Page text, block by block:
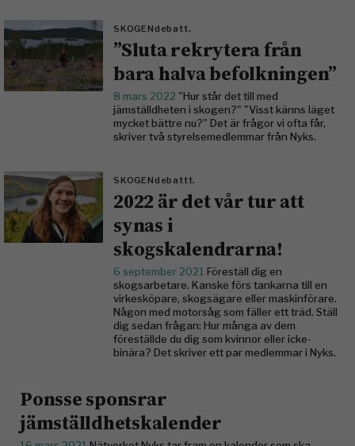
SKOGENdebatt.
”Sluta rekrytera från
bara halva befolkningen”
8 mars 2022 "Hur står det till med
jämställdheten i skogen?" "Visst känns läget
mycket bättre nu?" Det är frågor vi ofta får,
skriver två styrelsemedlemmar från Nyks.
SKOGENdebattt.
2022 är det vår tur att
synas i
skogskalendrarna!
6 september 2021 Föreställ dig en
skogsarbetare. Kanske förs tankarna till en
virkesköpare, skogsägare eller maskinförare.
Någon med motorsåg som fäller ett träd. Ställ
dig sedan frågan: Hur många av dem
föreställde du dig som kvinnor eller icke-
binära? Det skriver ett par medlemmar i Nyks.
Ponsse sponsrar
jämställdhetskalender